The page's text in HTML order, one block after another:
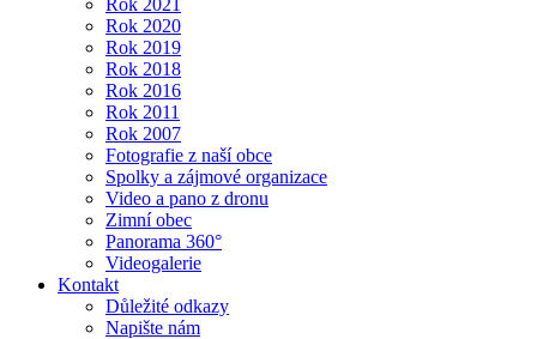
Rok 2021
Rok 2020
Rok 2019
Rok 2018
Rok 2016
Rok 2011
Rok 2007
Fotografie z naší obce
Spolky a zájmové organizace
Video a pano z dronu
Zimní obec
Panorama 360°
Videogalerie
Kontakt
Důležité odkazy
Napište nám